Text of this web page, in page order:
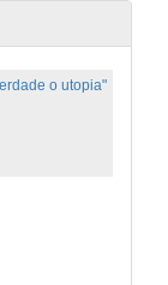
o utopia"